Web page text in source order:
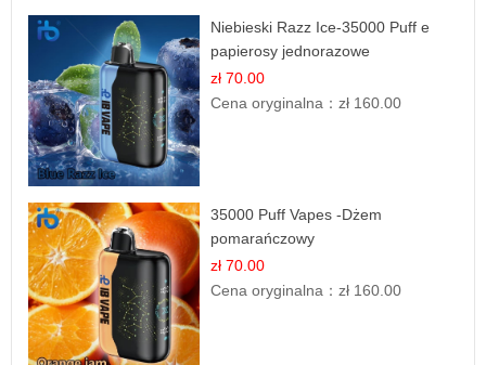
Niebieski Razz Ice-35000 Puff e
papierosy jednorazowe
zł 70.00
Cena oryginalna：zł 160.00
35000 Puff Vapes -Dżem
pomarańczowy
zł 70.00
Cena oryginalna：zł 160.00